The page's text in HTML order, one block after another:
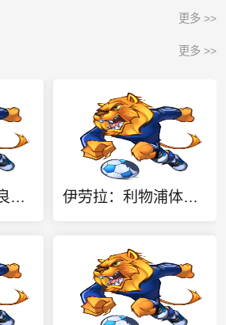
更多 >>
更多 >>
约克雷斯：吉马良斯能给球队带来活力 上赛季夺冠能提振球队信心 伊劳拉：利物浦体能储备不足，还无法维持90分钟的高强度比赛